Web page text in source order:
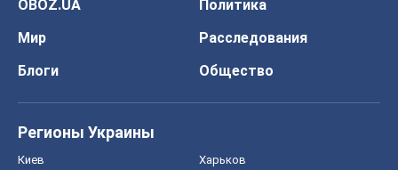
OBOZ.UA
Политика
Мир
Расследования
Блоги
Общество
Регионы Украины
Киев Харьков